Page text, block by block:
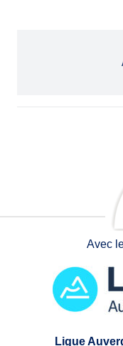
Avec
Ligue